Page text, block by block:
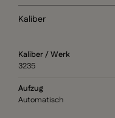
Kaliber
Kaliber / Werk
3235
Aufzug
Automatisch